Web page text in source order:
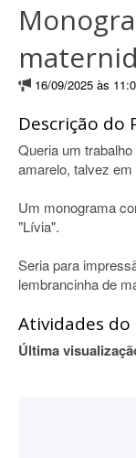
16/09/2025 às
Descrição do
Queria um
amarelo, talvez em
Um monograma
"Lívia".
Seria para
lembrancinha de
Atividades
Última